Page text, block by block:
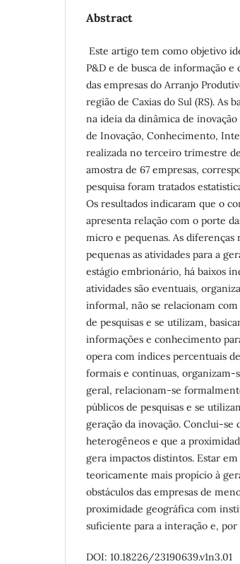
Abstract
Este artigo tem como objetivo
P&D e de busca de informação
das empresas do Arranjo
região de Caxias do Sul (RS). As
na ideia da dinâmica de
de Inovação, Conhecimento,
realizada no terceiro trimestre
amostra de 67 empresas,
pesquisa foram tratados
Os resultados indicaram que o
apresenta relação com o porte
micro e pequenas. As
pequenas as atividades para a
estágio embrionário, há baixos
atividades são eventuais,
informal, não se relacionam
de pesquisas e se utilizam,
informações e conhecimento
opera com índices percentuais
formais e contínuas,
geral, relacionam-se
públicos de pesquisas e se
geração da inovação. Conclui-se
heterogêneos e que a
gera impactos distintos. Estar
teoricamente mais propício à
obstáculos das empresas de
proximidade geográfica com
suficiente para a interação e,
DOI: 10.18226/23190639.v1n3.01